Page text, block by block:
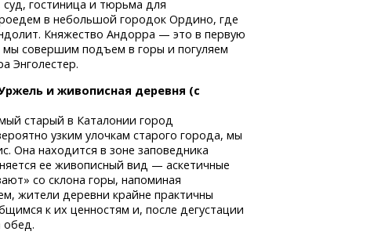
гостиница и тюрьма для
в небольшой городок Ордино, где
Княжество Андорра — это в первую
совершим подъем в горы и погуляем
Энголестер.
и живописная деревня (с
старый в Каталонии город
узким улочкам старого города, мы
Она находится в зоне заповедника
ее живописный вид — аскетичные
со склона горы, напоминая
жители деревни крайне практичны
к их ценностям и, после дегустации
обед.